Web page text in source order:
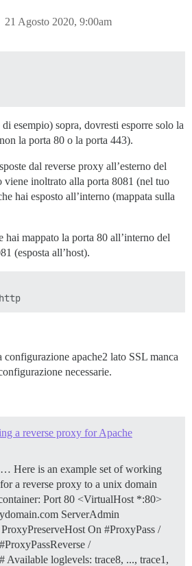
21 Agosto 2020, 9:00am
esempio) sopra, dovresti esporre solo la
la porta 80 o la porta 443).
dal reverse proxy all’esterno del
viene inoltrato alla porta 8081 (nel tuo
hai esposto all’interno (mappata sulla
hai mappato la porta 80 all’interno del
(esposta all’host).
configurazione apache2 lato SSL manca
necessarie.
a reverse proxy for Apache
… Here is an example set of working
a reverse proxy to a unix domain
Port 80 <VirtualHost *:80>
ServerAdmin
On #ProxyPass /
/
Available loglevels: trace8, ..., trace1,